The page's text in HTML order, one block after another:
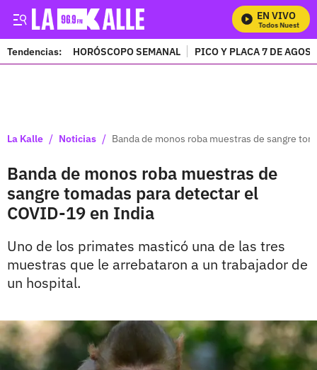
EN VIVO
Mira Todos Nuestros
Tendencias: HORÓSCOPO SEMANAL PICO Y PLACA 7 DE
La Kalle / Noticias / Banda de monos roba muestras de sangre
Banda de monos roba muestras de
sangre tomadas para detectar el
COVID-19 en India
Uno de los primates masticó una de las tres
muestras que le arrebataron a un trabajador de
un hospital.